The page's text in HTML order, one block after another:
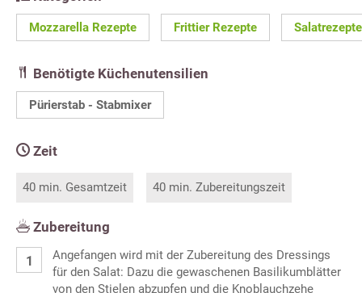
Mozzarella Rezepte Frittier Rezepte Salatrezepte
Benötigte Küchenutensilien
Pürierstab - Stabmixer
Zeit
40 min. Gesamtzeit 40 min. Zubereitungszeit
Zubereitung
Angefangen wird mit der Zubereitung des Dressings
für den Salat: Dazu die gewaschenen Basilikumblätter
von den Stielen abzupfen und die Knoblauchzehe